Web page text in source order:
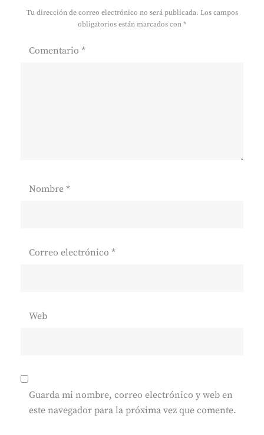
Tu dirección de correo electrónico no será publicada. Los campos
obligatorios están marcados con *
Comentario *
Nombre *
Correo electrónico *
Web
Guarda mi nombre, correo electrónico y web en
este navegador para la próxima vez que comente.